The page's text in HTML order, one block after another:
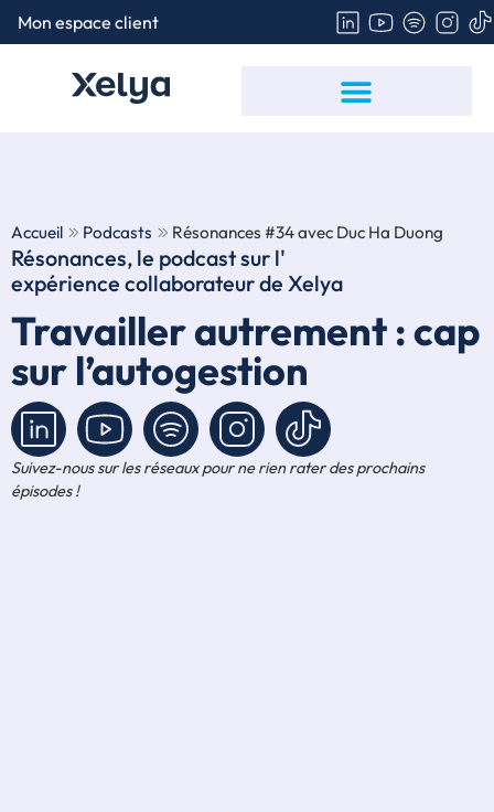
Mon espace client
Accueil Podcasts Résonances #34 avec Duc Ha Duong
Résonances, le podcast sur l'
expérience collaborateurde Xelya
Travailler autrement : cap
sur l’autogestion
Suivez-nous sur les réseaux pour ne rien rater des prochains
épisodes !